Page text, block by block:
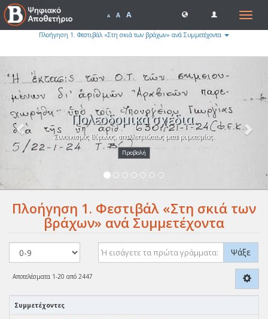
Toggle
A A A
Πλοήγηση 1. Φεστιβάλ «Στη σκιά των βράχων» ανά Συμμετέχοντα
Πολεοδομικά σχέδια.
Συνοικισμός Βύρωνος, απαλλοτριώσεως μετα ρυμοτομίας.
Προβολή
Πλοήγηση 1. Φεστιβάλ «Στη σκιά των
βράχων» ανά Συμμετέχοντα
Ψάξε
Αποτελέσματα 1-20 από 2447
Συμμετέχοντες